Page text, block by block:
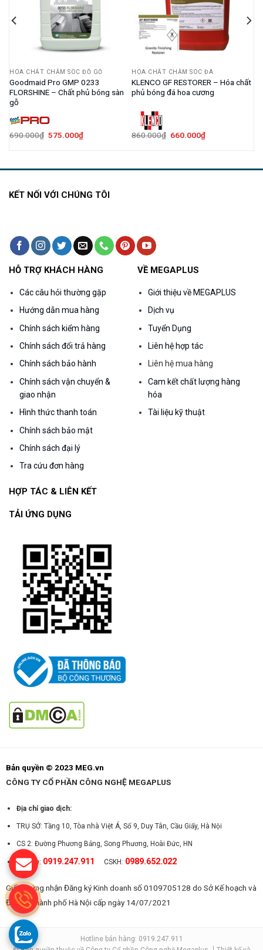
HÓA CHẤT CHĂM SÓC ĐỒ GỖ
Goodmaid Pro GMP 0233
FLORSHINE – Chất phủ bóng sàn
gỗ
690.000₫ Giá
575.000₫Giá
HÓA CHẤT CHĂM SÓC ĐÁ
KLENCO GF RESTORER – Hóa chất
phủ bóng đá hoa cương
860.000₫ Giá
660.000₫Giá
KẾT NỐI VỚI CHÚNG TÔI
HỖ TRỢ KHÁCH HÀNG
Các câu hỏi thường gặp
Hướng dẫn mua hàng
Chính sách kiểm hàng
Chính sách đổi trả hàng
Chính sách bảo hành
Chính sách vận chuyển &
giao nhận
Hình thức thanh toán
Chính sách bảo mật
Chính sách đại lý
Tra cứu đơn hàng
VỀ MEGAPLUS
Giới thiệu về MEGAPLUS
Dịch vụ
Tuyển Dụng
Liên hệ hợp tác
Liên hệ mua hàng
Cam kết chất lượng hàng
hóa
Tài liệu kỹ thuật
HỢP TÁC & LIÊN KẾT
TẢI ỨNG DỤNG
Bản quyền © 2023 MEG.vn
CÔNG TY CỔ PHẦN CÔNG NGHỆ MEGAPLUS
Địa chỉ giao dịch:
TRỤ SỞ: Tầng 10, Tòa nhà Việt Á, Số 9, Duy Tân, Cầu Giấy, Hà Nội
CS 2: Đường Phương Bảng, Song Phương, Hoài Đức, HN
Hotline: 0919.247.911 CSKH: 0989.652.022
Giấy chứng nhận Đăng ký Kinh doanh số 0109705128 do Sở Kế hoạch và
Đầu tư Thành phố Hà Nội cấp ngày 14/07/2021
Hotline bán hàng: 0919.247.911